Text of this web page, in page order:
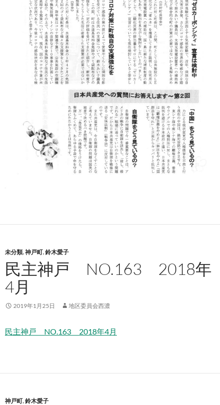
未分類,神戸町,鈴木愛子
民主神戸 NO.163 2018年
4月
2019年1月25日 地区委員会西濃
民主神戸 NO.163 2018年4月
神戸町,鈴木愛子